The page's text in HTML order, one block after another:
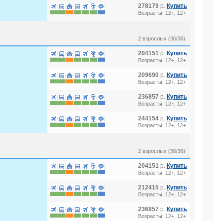
278179 р. Купить
Возрасты: 12+, 12+
2 взрослых (36/36)
204151 р. Купить
Возрасты: 12+, 12+
209690 р. Купить
Возрасты: 12+, 12+
236857 р. Купить
Возрасты: 12+, 12+
244154 р. Купить
Возрасты: 12+, 12+
2 взрослых (36/36)
204151 р. Купить
Возрасты: 12+, 12+
212415 р. Купить
Возрасты: 12+, 12+
236857 р. Купить
Возрасты: 12+, 12+